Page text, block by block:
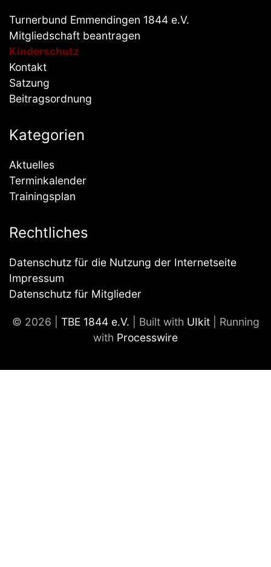
Turnerbund Emmendingen 1844 e.V.
Mitgliedschaft beantragen
Kinderschutz
Kontakt
Satzung
Beitragsordnung
Kategorien
Aktuelles
Terminkalender
Trainingsplan
Rechtliches
Datenschutz für die Nutzung der Internetseite
Impressum
Datenschutz für Mitglieder
© 2026 | TBE 1844 e.V. | Built with UIkit| Running
with Processwire